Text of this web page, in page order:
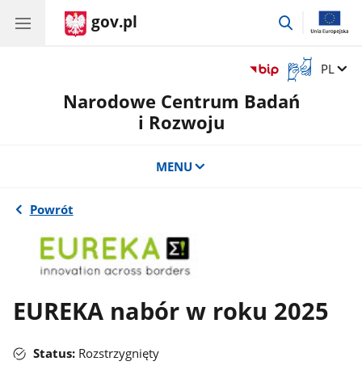
gov.pl
przejdź
Otwórz
okno
z
Zmień
PL
Narodowe Centrum Badań
i Rozwoju
MENU
Powrót
EUREKA nabór w roku 2025
Status: Rozstrzygnięty